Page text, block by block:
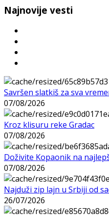
Najnovije vesti
Savršen slatkiš za sva
07/08/2026
Kroz klisuru reke Gradac
07/08/2026
Doživite Kopaonik na
07/08/2026
Najduži zip lajn u Srbiji od
26/07/2026